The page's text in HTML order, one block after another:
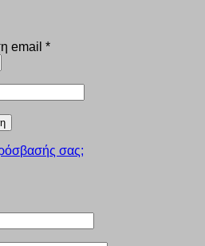
email *Απαιτείται
σας;